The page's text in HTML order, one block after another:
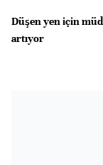
Düşen yen için
artıyor